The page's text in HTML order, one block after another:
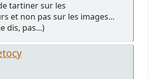
tartiner sur les
et non pas sur les images...
dis, pas...)